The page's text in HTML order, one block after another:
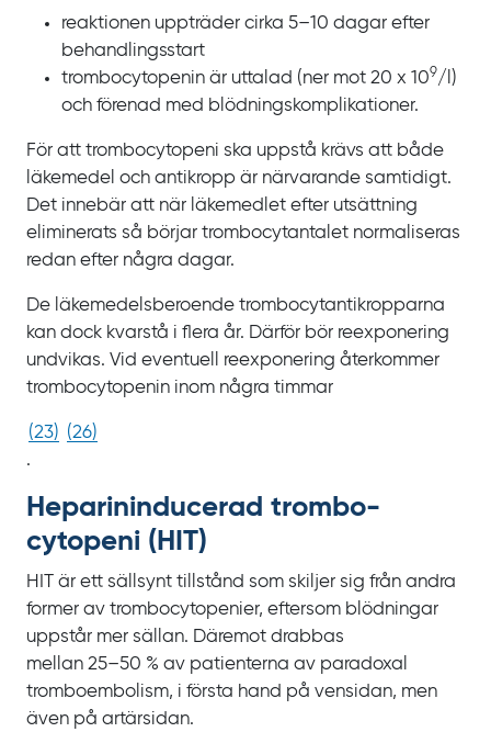
reaktionen uppträder cirka 5‍–‍10 dagar efter
behandlingsstart
trombocytopenin är uttalad (ner mot 20 x 109/l)
och förenad med blödningskomplikationer.
För att trombocytopeni ska uppstå krävs att både
läkemedel och antikropp är närvarande samtidigt.
Det innebär att när läkemedlet efter utsättning
eliminerats så börjar trombocytantalet normaliseras
redan efter några dagar.
De läkemedelsberoende trombocytantikropparna
kan dock kvarstå i flera år. Därför bör reexponering
undvikas. Vid eventuell reexponering återkommer
trombocytopenin inom några timmar
(23) (26)
.
Heparin­inducerad trombo­
cytopeni (HIT)
HIT är ett sällsynt tillstånd som skiljer sig från andra
former av trombocytopenier, eftersom blödningar
uppstår mer sällan. Däremot drabbas
mellan 25‍–‍50 % av patienterna av paradoxal
tromboembolism, i första hand på vensidan, men
även på artärsidan.